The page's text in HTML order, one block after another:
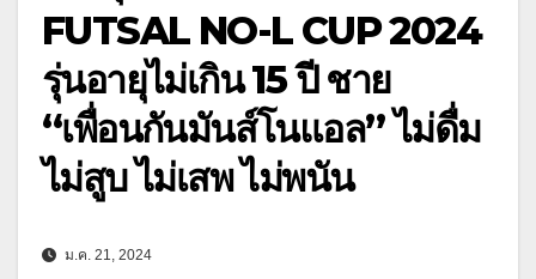
FUTSAL NO-L CUP 2024
รุ่นอายุไม่เกิน 15 ปี ชาย
“เพื่อนกันมันส์โนแอล” ไม่ดื่ม
ไม่สูบ ไม่เสพ ไม่พนัน
ม.ค. 21, 2024